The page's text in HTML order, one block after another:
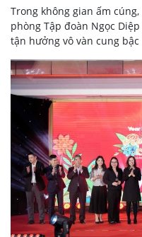
Trong không gian ấm
phòng Tập đoàn Ngọc
tận hưởng vô vàn cung